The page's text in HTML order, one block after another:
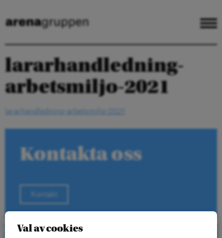
lararhandledning-
arbetsmiljo-2021
lararhandledning-arbetsmiljo-2021
Kontakta oss
Val av cookies